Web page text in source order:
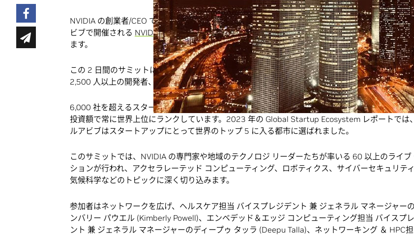
NVIDIA の創業者/CEO であるジェンスン フアン (Jensen Huang) は、10 月 15 日から 16 日にテ
ビブで開催される NVIDIA AI サミットで、生成 AI とクラウド コンピューティングの最新動向を紹
ます。
この 2 日間のサミットには、世界で最も活気のあるテクノロジ ハブの 1 つであるテルアビブから
2,500 人以上の開発者、研究者、意思決定者が参加する予定です。
6,000 社を超えるスタートアップが存在するイスラエルは、一人当たりのベンチャー キャピタル
投資額で常に世界上位にランクしています。2023 年の Global Startup Ecosystem レポートでは
ルアビブはスタートアップにとって世界のトップ 5 に入る都市に選ばれました。
このサミットでは、NVIDIA の専門家や地域のテクノロジ リーダーたちが率いる 60 以上のライブ
ションが行われ、アクセラレーテッド コンピューティング、ロボティクス、サイバーセキュリティ
気候科学などのトピックに深く切り込みます。
参加者はネットワークを広げ、ヘルスケア担当 バイスプレジデント 兼 ジェネラル マネージャー
ンバリー パウエル (Kimberly Powell)、エンベデッド＆エッジ コンピューティング担当 バイスプ
ント 兼 ジェネラル マネージャーのディープゥ タッラ (Deepu Talla)、ネットワーキング ＆ HPC